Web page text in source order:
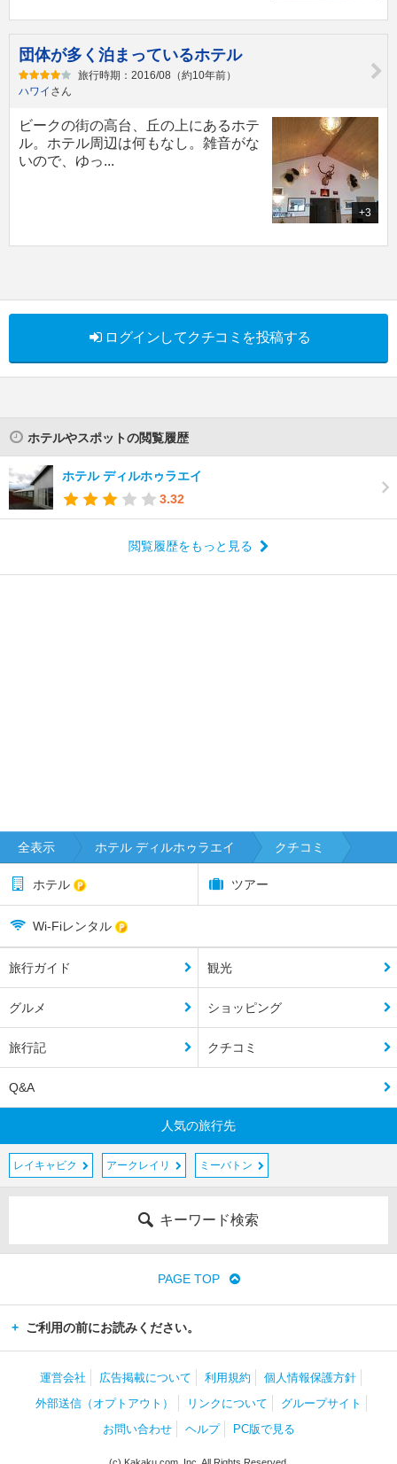
団体が多く泊まっているホテル
旅行時期：2016/08（約10年前）
ハワイ さん
+3
ビークの街の高台、丘の上にあるホテ
ル。ホテル周辺は何もなし。雑音がな
いので、ゆっ...
ログインしてクチコミを投稿する
ホテルやスポットの閲覧履歴
ホテル ディルホゥラエイ
3.32
閲覧履歴をもっと見る
全表示 ホテル ディルホゥラエイ クチコミ
ホテル ツアー
Wi-Fiレンタル
旅行ガイド 観光
グルメ ショッピング
旅行記 クチコミ
Q&A
人気の旅行先
レイキャビク アークレイリ ミーバトン
キーワード検索
PAGE TOP
ご利用の前にお読みください。
運営会社 広告掲載について 利用規約
個人情報保護方針
外部送信（オプトアウト）
リンクについて
グループサイト
お問い合わせ
ヘルプ PC版で見る